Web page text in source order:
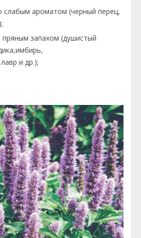
слабым ароматом (черный перец,
пряным запахом (душистый
и др.);